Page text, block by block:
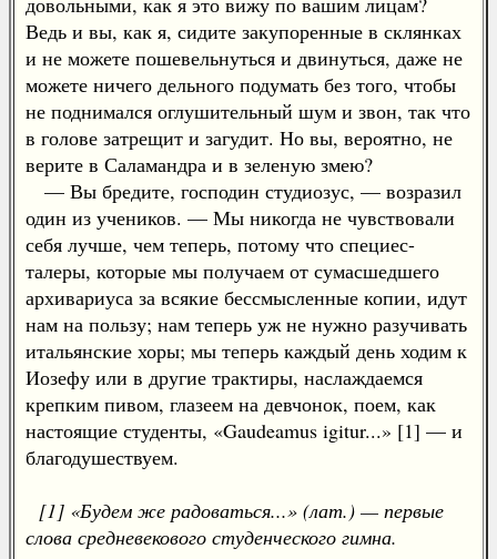
Ведь и вы, как я, сидите закупоренные в склянках
и не можете пошевельнуться и двинуться, даже не
можете ничего дельного подумать без того, чтобы
не поднимался оглушительный шум и звон, так что
в голове затрещит и загудит. Но вы, вероятно, не
верите в Саламандра и в зеленую змею?
— Вы бредите, господин студиозус, — возразил
один из учеников. — Мы никогда не чувствовали
себя лучше, чем теперь, потому что специес-
талеры, которые мы получаем от сумасшедшего
архивариуса за всякие бессмысленные копии, идут
нам на пользу; нам теперь уж не нужно разучивать
итальянские хоры; мы теперь каждый день ходим к
Иозефу или в другие трактиры, наслаждаемся
крепким пивом, глазеем на девчонок, поем, как
настоящие студенты, «Gaudeamus igitur...» [1] — и
благодушествуем.
[1] «Будем же радоваться...» (лат.) — первые
слова средневекового студенческого гимна.